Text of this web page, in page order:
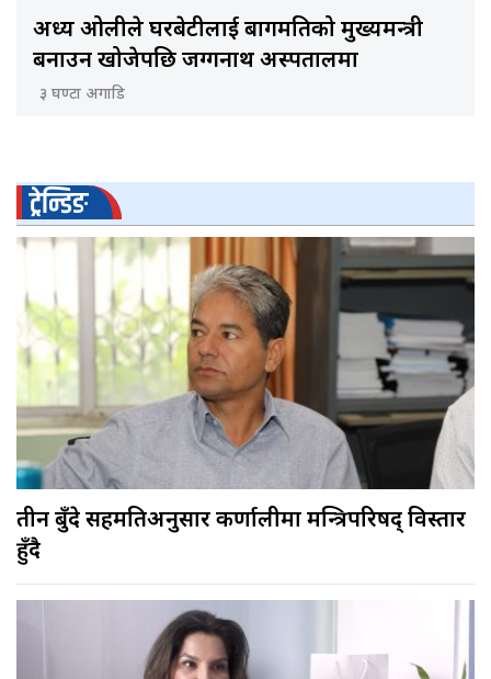
अध्यक्ष ओलीले घरबेटीलाई बागमतिको मुख्यमन्त्री
बनाउन खोजेपछि जग्गनाथ अस्पतालमा
३ घण्टा अगाडि
ट्रेन्डिङ
तीन बुँदे सहमतिअनुसार कर्णालीमा मन्त्रिपरिषद् विस्तार
हुँदै